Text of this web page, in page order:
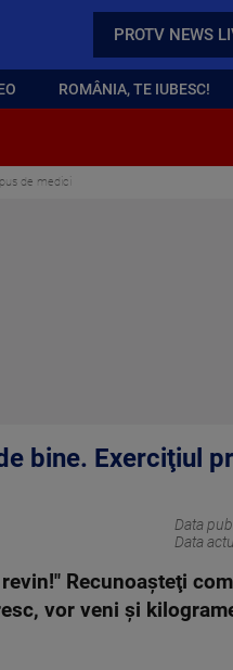
PROTV NEWS
ROMÂNIA, TE IUBESC!
de medici
bine. Exerciţiul
Data
Data
Recunoaşteţi
vor veni şi